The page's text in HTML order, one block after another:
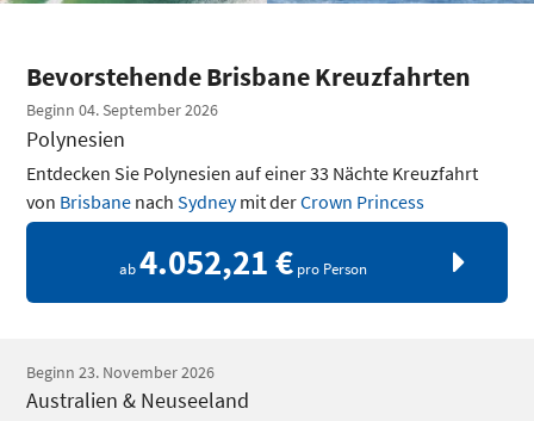
Bevorstehende Brisbane Kreuzfahrten
Beginn 04. September 2026
Polynesien
Entdecken Sie Polynesien auf einer 33 Nächte Kreuzfahrt
von Brisbane nachSydneymit derCrown Princess
ab4.052,21 €pro Person
Beginn 23. November 2026
Australien & Neuseeland